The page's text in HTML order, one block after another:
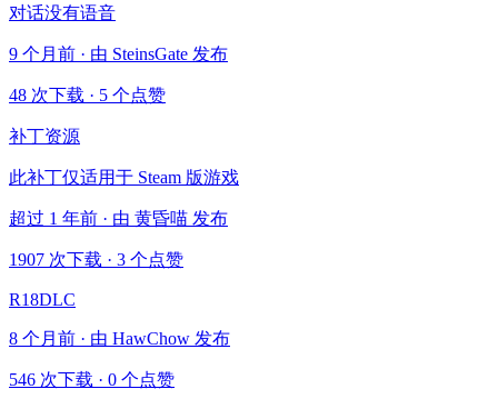
对话没有语音
9 个月前 · 由 SteinsGate 发布
48 次下载 · 5 个点赞
补丁资源
此补丁仅适用于 Steam 版游戏
超过 1 年前 · 由 黄昏喵 发布
1907 次下载 · 3 个点赞
R18DLC
8 个月前 · 由 HawChow 发布
546 次下载 · 0 个点赞